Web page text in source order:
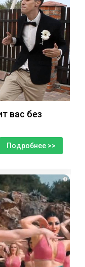
вас без
Подробнее >>
i